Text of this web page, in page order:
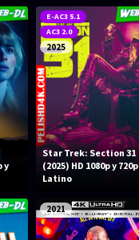
y
E-AC3 5.1
AC3 2.0
2025
Star Trek: Section 31
(2025) HD 1080p y 720p
Latino
2021